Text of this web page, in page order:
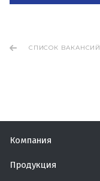
СПИСОК ВАКАНСИЙ
Компания
Продукция